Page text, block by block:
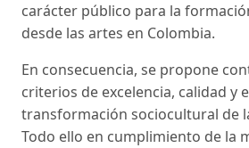
carácter público para la
desde las artes en Colombia.
En consecuencia, se propone
criterios de excelencia, calidad y
transformación sociocultural de
Todo ello en cumplimiento de la